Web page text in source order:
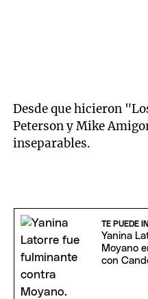
Desde que hicieron
Peterson y Mike
inseparables.
TE PUEDE
Yanina
Moyano
con